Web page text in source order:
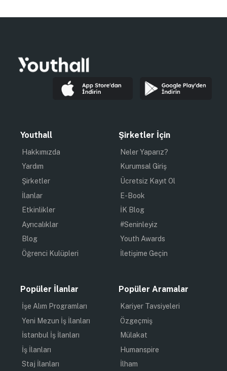
Youthall
Hakkımızda
Yardım
Şirketler
İlanlar
Etkinlikler
Ayrıcalıklar
Blog
Öğrenci Kulüpleri
Şirketler İçin
Neler Yaparız?
Kurumsal Giriş
Ücretsiz Kayıt Ol
E-Book
İK Blog
#Seninleyiz
Youth Awards
İletişime Geçin
Popüler İlanlar
İşe Alım Programları
Yeni Mezun İş İlanları
İstanbul İş İlanları
İş İlanları
Staj İlanları
Popüler Aramalar
Kariyer Tavsiyeleri
Özgeçmiş
Mülakat
Humanspire
İlham